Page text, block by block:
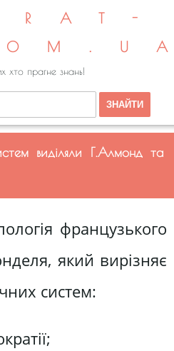
хто прагне знань!
виділяли Г.Алмонд та
французького
який вирізняє
систем: